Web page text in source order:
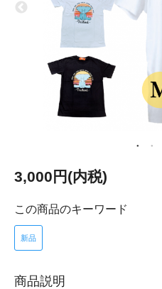
3,000円(内税)
この商品のキーワード
新品
商品説明